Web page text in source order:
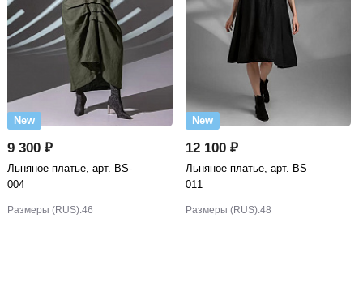
New
9 300 ₽
Льняное платье, арт. BS-
004
Размеры (RUS):46
New
12 100 ₽
Льняное платье, арт. BS-
011
Размеры (RUS):48